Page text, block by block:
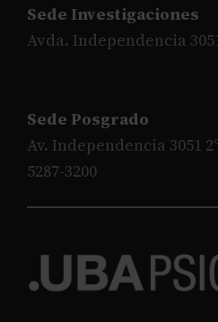
Sede Investigaciones
Avda. Independencia
Sede Posgrado
Av. Independencia 3051
5287-3200